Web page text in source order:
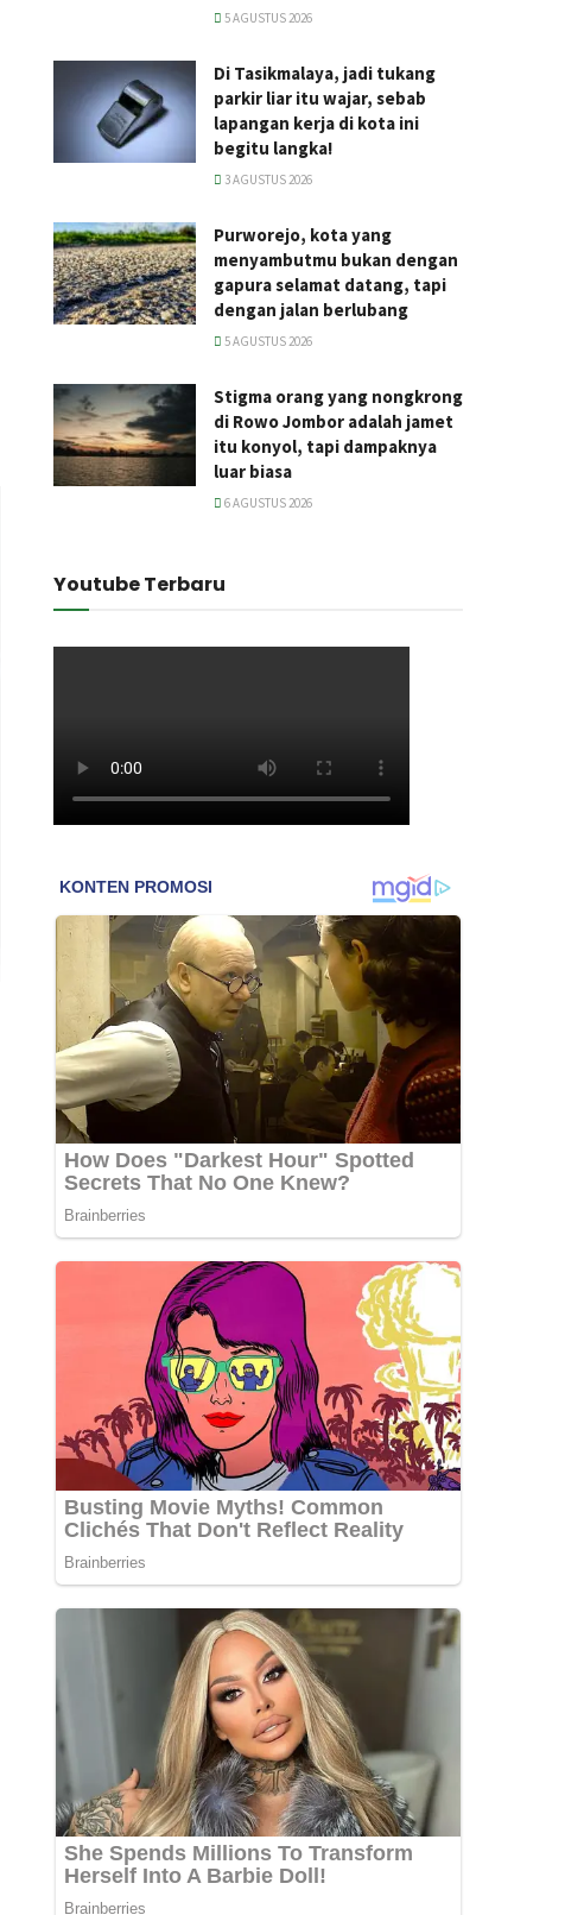
5 AGUSTUS 2026
Di Tasikmalaya, jadi tukang
parkir liar itu wajar, sebab
lapangan kerja di kota ini
begitu langka!
3 AGUSTUS 2026
Purworejo, kota yang
menyambutmu bukan dengan
gapura selamat datang, tapi
dengan jalan berlubang
5 AGUSTUS 2026
Stigma orang yang nongkrong
di Rowo Jombor adalah jamet
itu konyol, tapi dampaknya
luar biasa
6 AGUSTUS 2026
Youtube Terbaru